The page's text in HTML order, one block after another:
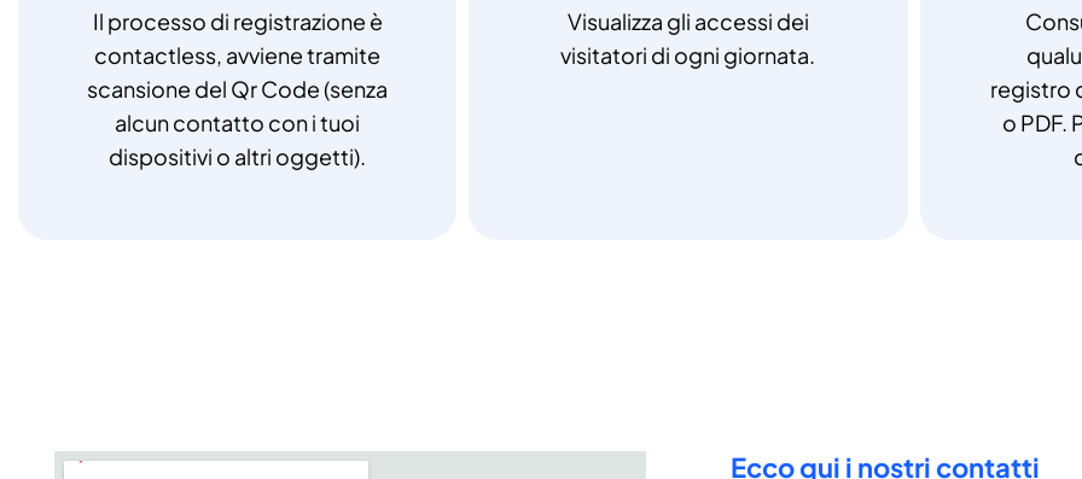
Il processo di registrazione è
contactless, avviene tramite
scansione del Qr Code (senza
alcun contatto con i tuoi
dispositivi o altri oggetti).
Visualizza gli accessi dei
visitatori di ogni giornata.
registro
o PDF.
Ecco qui i nostri contatti